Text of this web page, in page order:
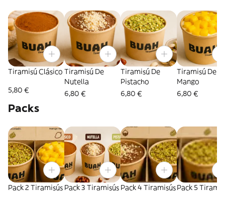
Tiramisú Clásico
5,80 €
Tiramisú De
Nutella
6,80 €
Tiramisú De
Pistacho
6,80 €
Tiramisú De
Mango
6,80 €
Packs
Pack 2 Tiramisús Pack 3 Tiramisús Pack 4 TiramisúsPack 5